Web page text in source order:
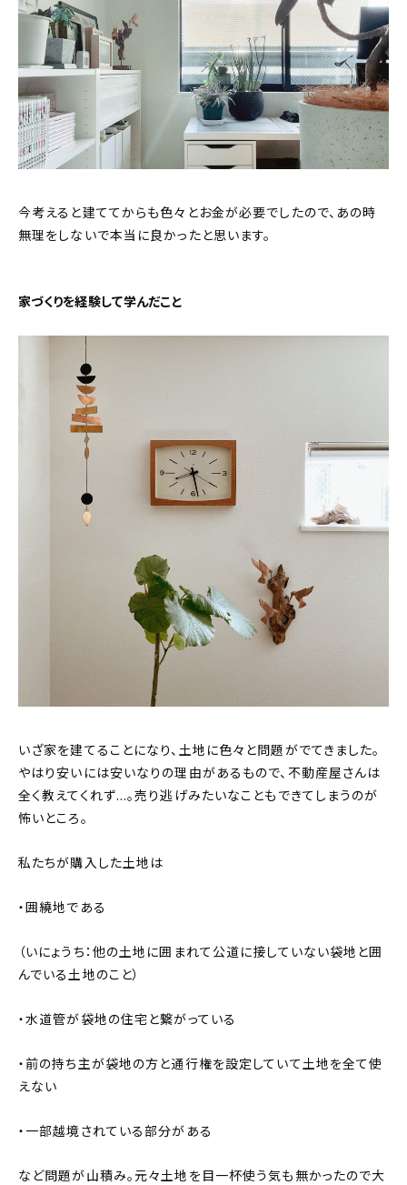
今考えると建ててからも色々とお金が必要でしたので、あの時
無理をしないで本当に良かったと思います。
家づくりを経験して学んだこと
いざ家を建てることになり、土地に色々と問題がでてきました。
やはり安いには安いなりの理由があるもので、不動産屋さんは
全く教えてくれず…。売り逃げみたいなこともできてしまうのが
怖いところ。
私たちが購入した土地は
・囲繞地である
（いにょうち：他の土地に囲まれて公道に接していない袋地と囲
んでいる土地のこと）
・水道管が袋地の住宅と繋がっている
・前の持ち主が袋地の方と通行権を設定していて土地を全て使
えない
・一部越境されている部分がある
など問題が山積み。元々土地を目一杯使う気も無かったので大